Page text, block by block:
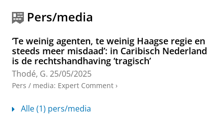
Pers/media
‘Te weinig agenten, te weinig Haagse regie en
steeds meer misdaad’: in Caribisch Nederland
is de rechtshandhaving ‘tragisch’
Thodé, G. 25/05/2025
Pers / media: Expert Comment ›
Alle (1) pers/media